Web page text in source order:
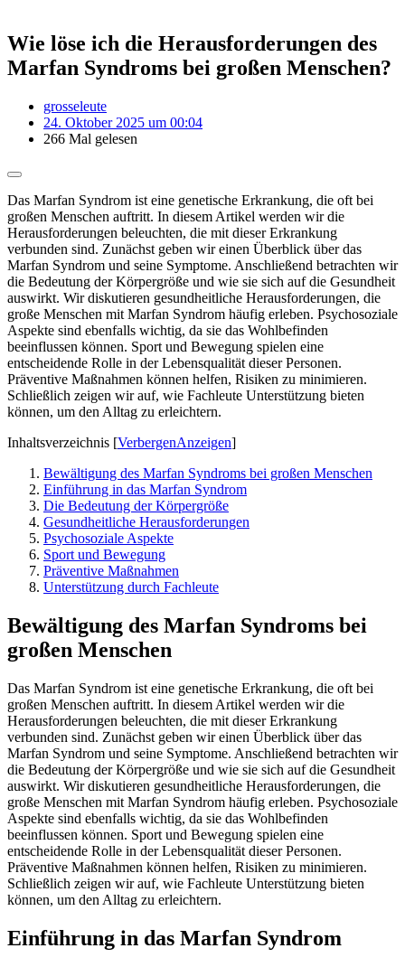
Wie löse ich die Herausforderungen des
Marfan Syndroms bei großen Menschen?
grosseleute
24. Oktober 2025 um 00:04
266 Mal gelesen
Das Marfan Syndrom ist eine genetische Erkrankung, die oft bei
großen Menschen auftritt. In diesem Artikel werden wir die
Herausforderungen beleuchten, die mit dieser Erkrankung
verbunden sind. Zunächst geben wir einen Überblick über das
Marfan Syndrom und seine Symptome. Anschließend betrachten wir
die Bedeutung der Körpergröße und wie sie sich auf die Gesundheit
auswirkt. Wir diskutieren gesundheitliche Herausforderungen, die
große Menschen mit Marfan Syndrom häufig erleben. Psychosoziale
Aspekte sind ebenfalls wichtig, da sie das Wohlbefinden
beeinflussen können. Sport und Bewegung spielen eine
entscheidende Rolle in der Lebensqualität dieser Personen.
Präventive Maßnahmen können helfen, Risiken zu minimieren.
Schließlich zeigen wir auf, wie Fachleute Unterstützung bieten
können, um den Alltag zu erleichtern.
Inhaltsverzeichnis [VerbergenAnzeigen]
Bewältigung des Marfan Syndroms bei großen Menschen
Einführung in das Marfan Syndrom
Die Bedeutung der Körpergröße
Gesundheitliche Herausforderungen
Psychosoziale Aspekte
Sport und Bewegung
Präventive Maßnahmen
Unterstützung durch Fachleute
Bewältigung des Marfan Syndroms bei
großen Menschen
Das Marfan Syndrom ist eine genetische Erkrankung, die oft bei
großen Menschen auftritt. In diesem Artikel werden wir die
Herausforderungen beleuchten, die mit dieser Erkrankung
verbunden sind. Zunächst geben wir einen Überblick über das
Marfan Syndrom und seine Symptome. Anschließend betrachten wir
die Bedeutung der Körpergröße und wie sie sich auf die Gesundheit
auswirkt. Wir diskutieren gesundheitliche Herausforderungen, die
große Menschen mit Marfan Syndrom häufig erleben. Psychosoziale
Aspekte sind ebenfalls wichtig, da sie das Wohlbefinden
beeinflussen können. Sport und Bewegung spielen eine
entscheidende Rolle in der Lebensqualität dieser Personen.
Präventive Maßnahmen können helfen, Risiken zu minimieren.
Schließlich zeigen wir auf, wie Fachleute Unterstützung bieten
können, um den Alltag zu erleichtern.
Einführung in das Marfan Syndrom